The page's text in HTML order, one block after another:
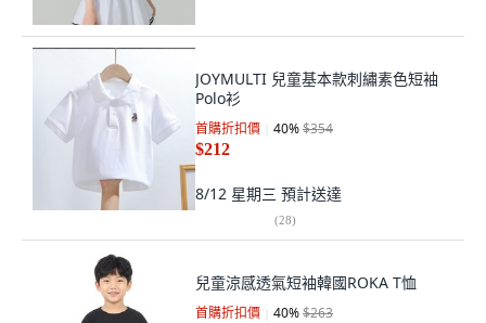
JOYMULTI 兒童基本款刺繡素色短袖
Polo衫
首購折扣價 40%$354
$212
8/12 星期三 預計送達
(28)
兒童涼感透氣短袖韓國ROKA T恤
首購折扣價 40%$263